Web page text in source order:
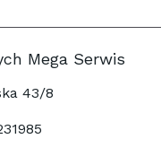
Mega Serwis
43/8